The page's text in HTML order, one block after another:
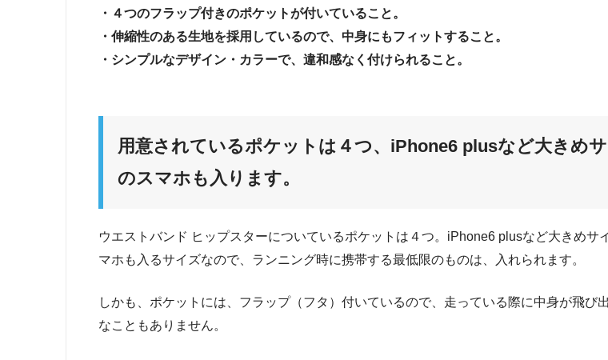
・４つのフラップ付きのポケットが付いていること。
・伸縮性のある生地を採用しているので、中身にもフィットすること。
・シンプルなデザイン・カラーで、違和感なく付けられること。
用意されているポケットは４つ、iPhone6 plusなど大きめ
のスマホも入ります。
ウエストバンド ヒップスターについているポケットは４つ。iPhone6 plusなど大きめサ
マホも入るサイズなので、ランニング時に携帯する最低限のものは、入れられます。
しかも、ポケットには、フラップ（フタ）付いているので、走っている際に中身が飛び
なこともありません。